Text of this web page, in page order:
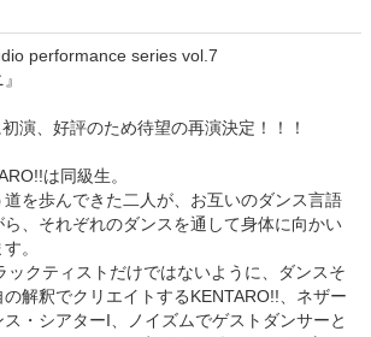
performance series vol.7
演、好評のため待望の再演決定！！！
は同級生。
を歩んできた二人が、お互いのダンス言語
ら、それぞれのダンスを通して身体に向かい
。
ックティストだけではないように、ダンスそ
解釈でクリエイトするKENTARO!!、ネザー
・シアターI、ノイズムでゲストダンサーと